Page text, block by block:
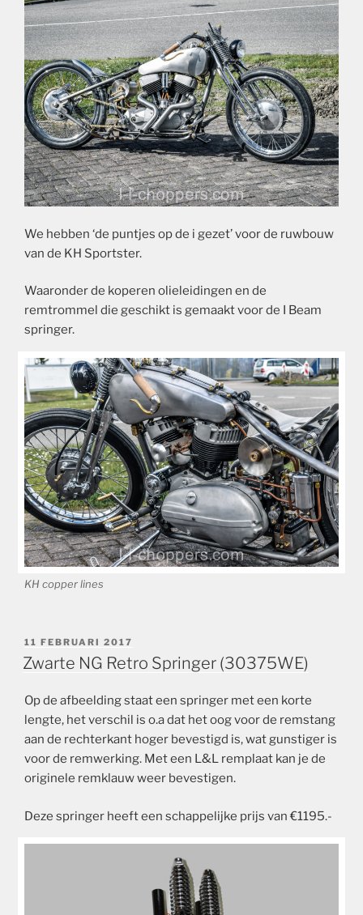
We hebben ‘de puntjes op de i gezet’ voor de ruwbouw
van de KH Sportster.
Waaronder de koperen olieleidingen en de
remtrommel die geschikt is gemaakt voor de I Beam
springer.
KH copper lines
GEPLAATST
OP
11 FEBRUARI 2017
Zwarte NG Retro Springer (30375WE)
Op de afbeelding staat een springer met een korte
lengte, het verschil is o.a dat het oog voor de remstang
aan de rechterkant hoger bevestigd is, wat gunstiger is
voor de remwerking. Met een L&L remplaat kan je de
originele remklauw weer bevestigen.
Deze springer heeft een schappelijke prijs van €1195.-